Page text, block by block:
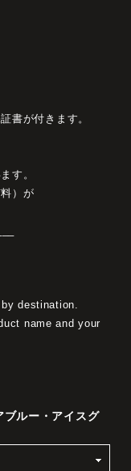
書が付きます。
す。
）が
destination.
name and your
ブルー・アイスグ